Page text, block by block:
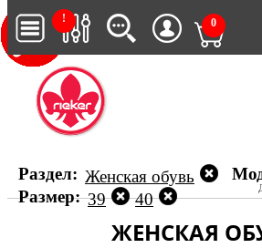
! 0
Раздел: Женская обувь
Размер: 39 40
ЖЕНСКАЯ